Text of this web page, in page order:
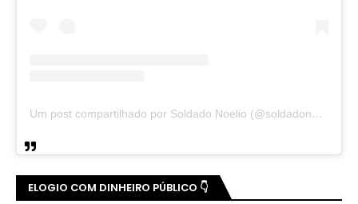
Um post compartilhado por Soldado Noelio (@soldadonoelio)
ELOGIO COM DINHEIRO PÚBLICO 👇